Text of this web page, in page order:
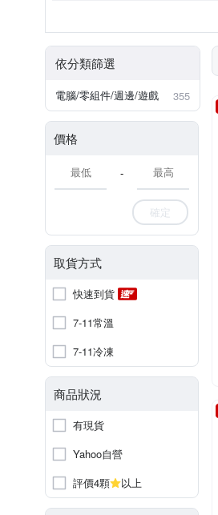
依分類篩選
電腦/零組件/週邊/遊戲 355
價格
-
確定
取貨方式
快速到貨
7-11常溫
7-11冷凍
商品狀況
有現貨
Yahoo自營
評價4顆
以上